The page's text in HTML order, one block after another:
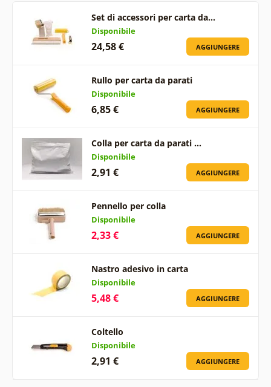
Set di accessori per carta da…
Disponibile
24,58 € AGGIUNGERE
Rullo per carta da parati
Disponibile
6,85 € AGGIUNGERE
Colla per carta da parati …
Disponibile
2,91 € AGGIUNGERE
Pennello per colla
Disponibile
2,33 € AGGIUNGERE
Nastro adesivo in carta
Disponibile
5,48 € AGGIUNGERE
Coltello
Disponibile
2,91 € AGGIUNGERE